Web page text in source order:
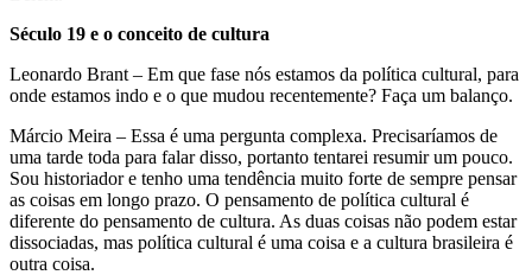
Século 19 e o conceito de cultura
Leonardo Brant – Em que fase nós estamos da política cultural, para
onde estamos indo e o que mudou recentemente? Faça um balanço.
Márcio Meira – Essa é uma pergunta complexa. Precisaríamos de
uma tarde toda para falar disso, portanto tentarei resumir um pouco.
Sou historiador e tenho uma tendência muito forte de sempre pensar
as coisas em longo prazo. O pensamento de política cultural é
diferente do pensamento de cultura. As duas coisas não podem estar
dissociadas, mas política cultural é uma coisa e a cultura brasileira é
outra coisa.